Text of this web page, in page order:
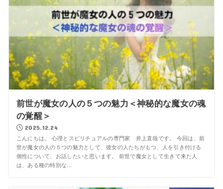
前世が魔女の人の５つの魅力＜神秘的な魔女の魂
の覚醒＞
2025.12.24
こんにちは。 心理とスピリチュアルの専門家 井上直哉です。 今回は、前
世が魔女の人の５つの魅力として、彼女の人たちがもつ、人を引き付ける
個性について、お話したいと思います。 前世で魔女として生きて来た人
は、ある種の特別な...